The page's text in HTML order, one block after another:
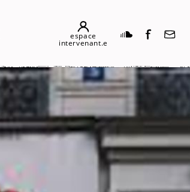
espace
intervenant.e